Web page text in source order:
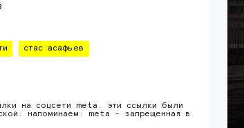
стас асафьев
на соцсети meta. эти ссылки были
напоминаем: meta - запрещенная в